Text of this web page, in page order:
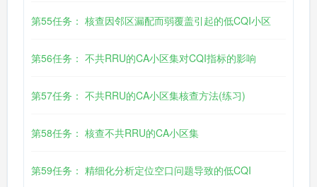
第55任务： 核查因邻区漏配而弱覆盖引起的低CQI小区
第56任务： 不共RRU的CA小区集对CQI指标的影响
第57任务： 不共RRU的CA小区集核查方法(练习)
第58任务： 核查不共RRU的CA小区集
第59任务： 精细化分析定位空口问题导致的低CQI